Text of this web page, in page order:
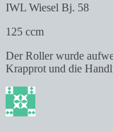
IWL Wiesel Bj. 58
125 ccm
Der Roller wurde
Krapprot und die